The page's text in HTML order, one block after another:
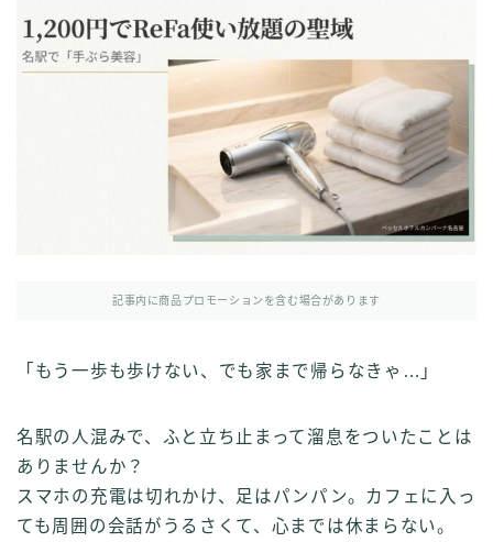
雑記
記事内に商品プロモーションを含む場合があります
「もう一歩も歩けない、でも家まで帰らなきゃ…」
名駅の人混みで、ふと立ち止まって溜息をついたことは
ありませんか？
スマホの充電は切れかけ、足はパンパン。カフェに入っ
ても周囲の会話がうるさくて、心までは休まらない。